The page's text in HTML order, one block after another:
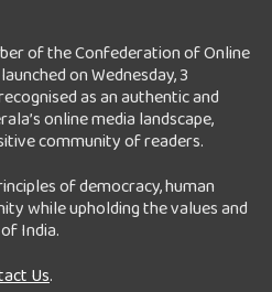
of the Confederation of Online
on Wednesday, 3
as an authentic and
online media landscape,
community of readers.
of democracy, human
while upholding the values and
India.
Us.